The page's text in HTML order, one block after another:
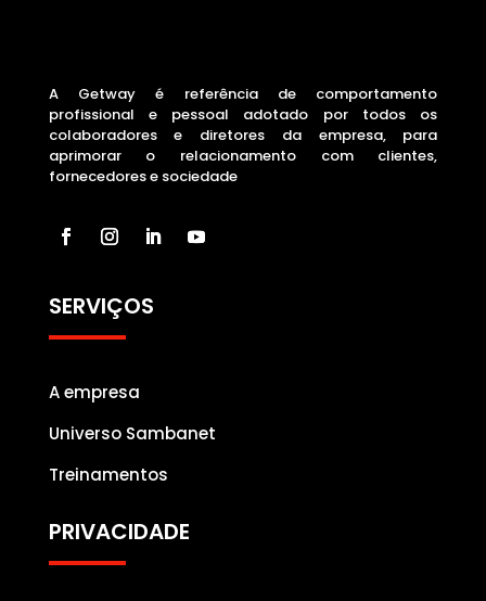
A Getway é referência de comportamento
profissional e pessoal adotado por todos os
colaboradores e diretores da empresa, para
aprimorar o relacionamento com clientes,
fornecedores e sociedade
SERVIÇOS
A empresa
Universo Sambanet
Treinamentos
PRIVACIDADE